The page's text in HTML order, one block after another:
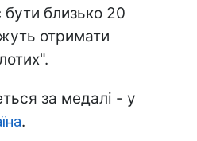
бути близько 20
отримати
за медалі - у
.